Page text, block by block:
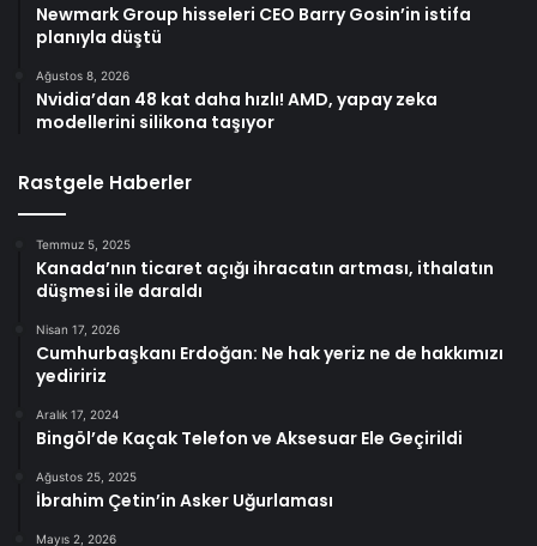
Newmark Group hisseleri CEO Barry Gosin’in istifa
planıyla düştü
Ağustos 8, 2026
Nvidia’dan 48 kat daha hızlı! AMD, yapay zeka
modellerini silikona taşıyor
Rastgele Haberler
Temmuz 5, 2025
Kanada’nın ticaret açığı ihracatın artması, ithalatın
düşmesi ile daraldı
Nisan 17, 2026
Cumhurbaşkanı Erdoğan: Ne hak yeriz ne de hakkımızı
yediririz
Aralık 17, 2024
Bingöl’de Kaçak Telefon ve Aksesuar Ele Geçirildi
Ağustos 25, 2025
İbrahim Çetin’in Asker Uğurlaması
Mayıs 2, 2026